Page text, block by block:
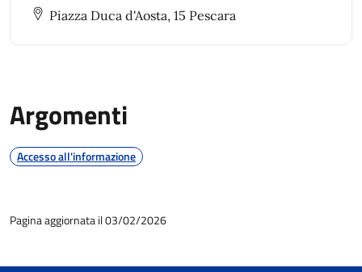
Piazza Duca d'Aosta, 15 Pescara
Argomenti
Accesso all'informazione
Pagina aggiornata il 03/02/2026